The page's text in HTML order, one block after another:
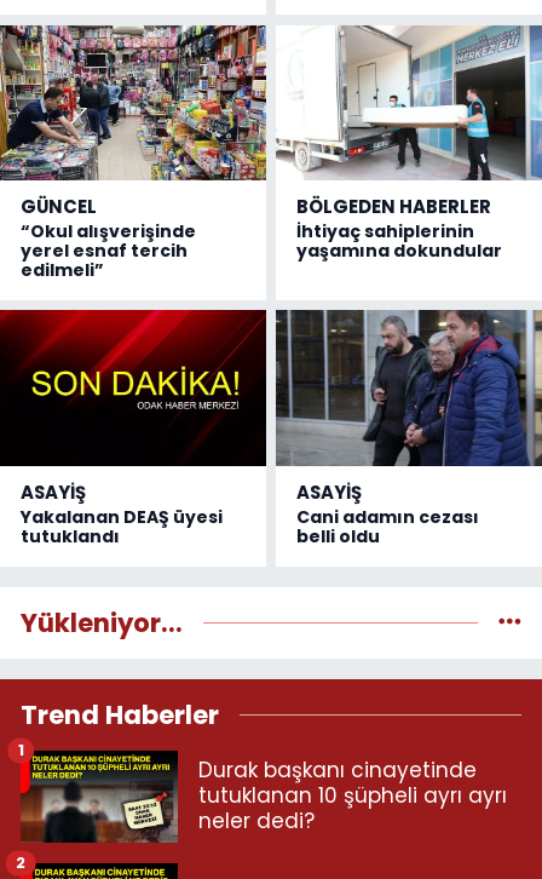
GÜNCEL
“Okul alışverişinde
yerel esnaf tercih
edilmeli”
BÖLGEDEN HABERLER
İhtiyaç sahiplerinin
yaşamına dokundular
ASAYİŞ
Yakalanan DEAŞ üyesi
tutuklandı
ASAYİŞ
Cani adamın cezası
belli oldu
Yükleniyor...
Trend Haberler
Durak başkanı cinayetinde
tutuklanan 10 şüpheli ayrı ayrı
neler dedi?
1
2